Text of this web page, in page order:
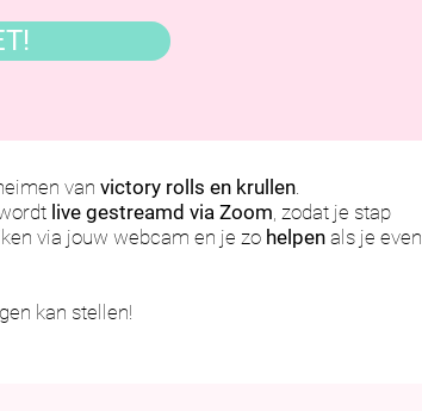
van victory rolls en krullen
live gestreamd via Zoom , zodat je stap
via jouw webcam en je zo helpen als je even
kan stellen!